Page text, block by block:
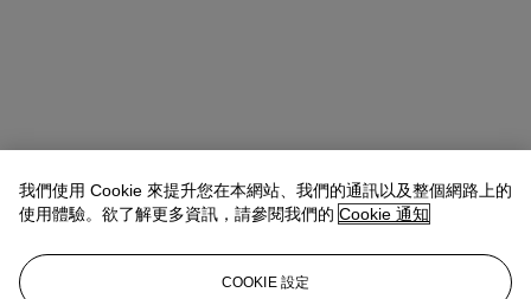
我們使用 Cookie 來提升您在本網站、我們的通訊以及整個網路上的
使用體驗。欲了解更多資訊，請參閱我們的 Cookie 通知
COOKIE 設定